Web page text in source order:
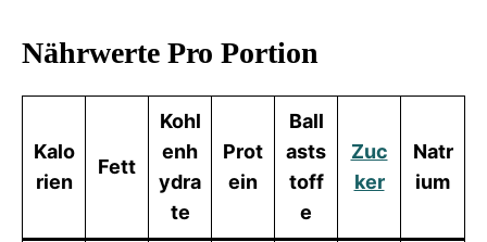
Nährwerte Pro Portion
Kalo
rien
Fett
Kohl
enh
ydra
te
Prot
ein
Ball
asts
toff
e
Zuc
ker
Natr
ium